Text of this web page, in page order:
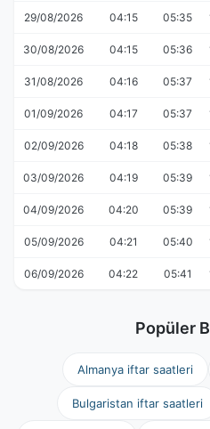
29/08/2026 04:15 05:35
30/08/2026 04:15 05:36
31/08/2026 04:16 05:37
01/09/2026 04:17 05:37
02/09/2026 04:18 05:38
03/09/2026 04:19 05:39
04/09/2026 04:20 05:39
05/09/2026 04:21 05:40
06/09/2026 04:22 05:41
Popüler
Almanya iftar saatleri
Bulgaristan iftar saatleri